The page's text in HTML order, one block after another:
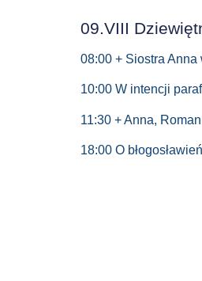
09.VIII
08:00 + Siostra Anna
10:00 W intencji
11:30 + Anna,
18:00 O